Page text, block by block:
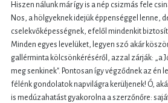
Hiszen nálunk már így is a nép csizmás fele
Nos, a hölgyeknek idejük éppenséggel lenne,
cselekvőképességnek, efelől mindenkit
Minden egyes levelüket, legyen szó akár
gallérminta kölcsönkéréséről, azzal zárják: „a
meg senkinek". Pontosan így végződnek az én
félénk gondolatok napvilágra kerüljenek! Ó,
is medúzahatást gyakorolna a szerzőnőre: